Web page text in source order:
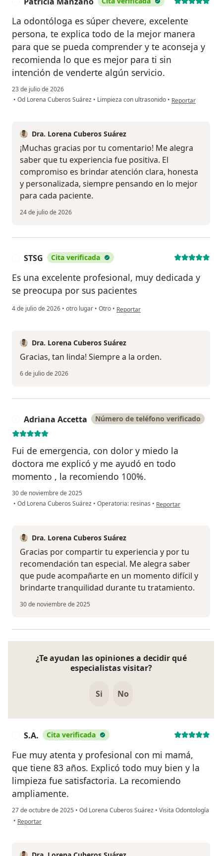
La odontóloga es súper chevere, excelente
persona, te explica todo de la mejor manera
para que se pueda comprender y te aconseja y
recomienda lo que es mejor para ti sin
intención de venderte algún servicio.
23 de julio de 2026
• Od Lorena Cuberos Suárez • Limpieza con ultrasonido • en opinión del
Reportar
Dra. Lorena Cuberos Suárez
¡Muchas gracias por tu comentario! Me alegra
saber que tu experiencia fue positiva. El
compromiso es brindar atención clara, honesta
y personalizada, siempre pensando en lo mejor
para cada paciente.
24 de julio de 2026
STSG Cita verificada
Es una excelente profesional, muy dedicada y
se preocupa por sus pacientes
4 de julio de 2026 • otro lugar • Otro • en opinión del usuario STSG
Reportar
Dra. Lorena Cuberos Suárez
Gracias, tan linda! Siempre a la orden.
6 de julio de 2026
Adriana Accetta Número de teléfono verificado
Fui de emergencia, con dolor y miedo la
doctora me explicó y me ayudó en todo
momento , la recomiendo 100%.
30 de noviembre de 2025
• Od Lorena Cuberos Suárez • Operatoria: resinas • en opinión del usuario
Reportar
Dra. Lorena Cuberos Suárez
Gracias por compartir tu experiencia y por tu
recomendación tan especial. Me alegra saber
que pude acompañarte en un momento difícil y
brindarte tranquilidad durante tu tratamiento.
30 de noviembre de 2025
¿Te ayudan las opiniones a decidir qué
especialistas visitar?
Si No
S.A. Cita verificada
Fue muy atenta y profesional con mi mamá,
que tiene 83 años. Explicó todo muy bien y la
limpieza fue satisfactoria. La recomiendo
ampliamente.
27 de octubre de 2025 • Od Lorena Cuberos Suárez • Visita Odontología
• en opinión del usuario S.A.
Reportar